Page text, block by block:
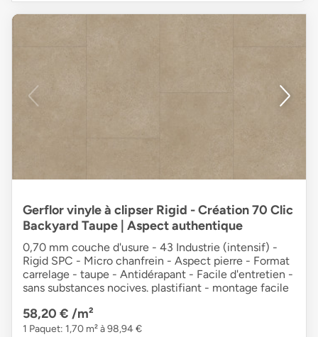
Gerflor vinyle à clipser Rigid - Création 70 Clic
Backyard Taupe | Aspect authentique
0,70 mm couche d'usure - 43 Industrie (intensif) -
Rigid SPC - Micro chanfrein - Aspect pierre - Format
carrelage - taupe - Antidérapant - Facile d'entretien -
sans substances nocives. plastifiant - montage facile
58,20 € /m²
1 Paquet: 1,70 m² à 98,94 €